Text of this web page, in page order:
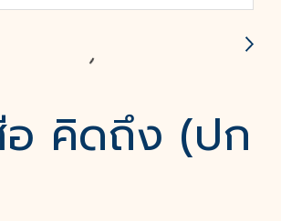
คิดถึง (ปก